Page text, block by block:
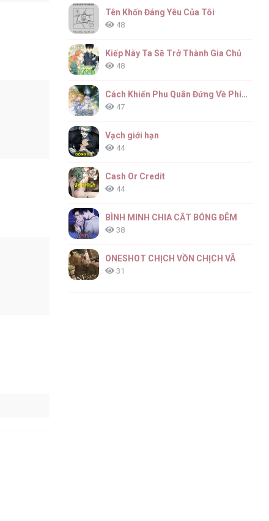
Tên Khốn Đáng Yêu Của Tôi
48
Kiếp Này Ta Sẽ Trở Thành Gia Chủ
48
Cách Khiến Phu Quân Đứng Về Phía Tôi
47
Vạch giới hạn
44
Cash Or Credit
44
BÌNH MINH CHIA CẮT BÓNG ĐÊM
38
ONESHOT CHỊCH VỒN CHỊCH VÃ
31